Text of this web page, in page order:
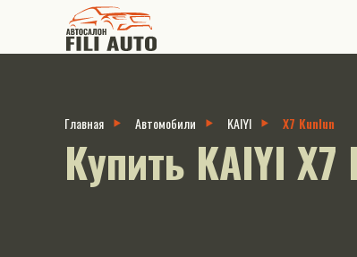
Главная Автомобили KAIYI X7 Kunlun
Купить KAIYI